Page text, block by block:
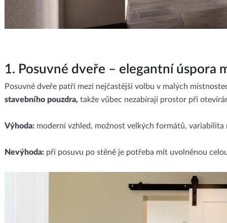
1. Posuvné dveře – elegantní úspora
Posuvné dveře patří mezi nejčastější volbu v malých
stavebního pouzdra, takže vůbec nezabírají prostor při
Výhoda:moderní vzhled, možnost velkých formátů, variabilita
Nevýhoda:při posuvu po stěně je potřeba mít uvolněnou